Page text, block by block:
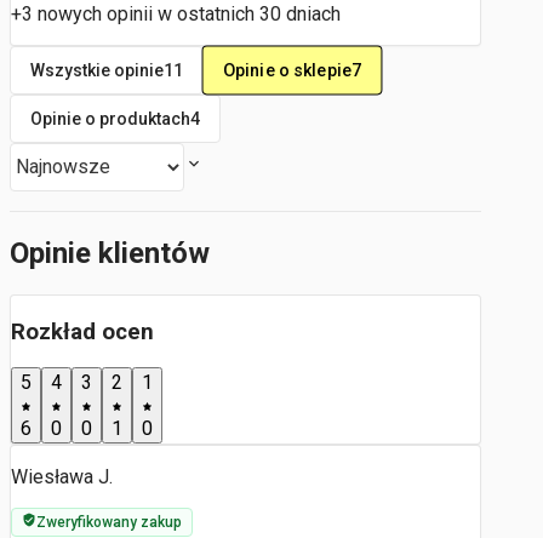
+3 nowych opinii w ostatnich 30 dniach
Wszystkie opinie11 Opinie o sklepie7
Opinie o produktach4
Opinie klientów
Rozkład ocen
5
6
4
0
3
0
2
1
1
0
Wiesława J.
Zweryfikowany zakup